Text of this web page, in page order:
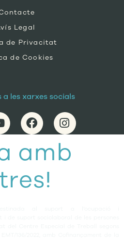
Legal
de Privacitat
de Cookies
a les xarxes socials
amb